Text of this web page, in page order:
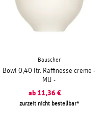
Bauscher
Bowl 0,40 ltr. Raffinesse creme -
MU -
ab 11,36 €
zurzeit nicht bestellbar